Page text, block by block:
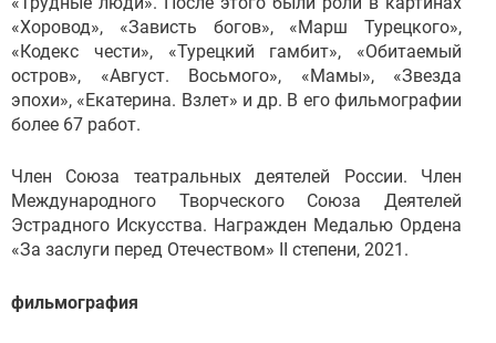
«Хоровод», «Зависть богов», «Марш Турецкого»,
«Кодекс чести», «Турецкий гамбит», «Обитаемый
остров», «Август. Восьмого», «Мамы», «Звезда
эпохи», «Екатерина. Взлет» и др. В его фильмографии
более 67 работ.
Член Союза театральных деятелей России. Член
Международного Творческого Союза Деятелей
Эстрадного Искусства. Награжден Медалью Ордена
«За заслуги перед Отечеством» II степени, 2021.
фильмография